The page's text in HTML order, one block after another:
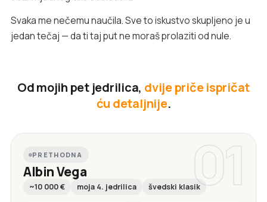
Svaka me nečemu naučila. Sve to iskustvo skupljeno je u
jedan tečaj — da ti taj put ne moraš prolaziti od nule.
Od mojih pet jedrilica, dvije priče ispričat
ću detaljnije.
01
PRETHODNA
Albin Vega
~10 000 € moja 4. jedrilica švedski klasik